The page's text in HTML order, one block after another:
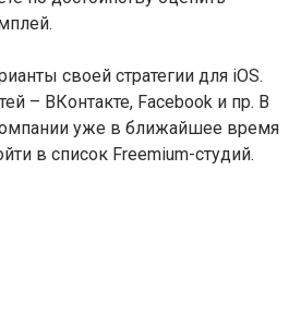
своей стратегии для iOS.
– ВКонтакте, Facebook и пр. В
уже в ближайшее время
в список Freemium-студий.